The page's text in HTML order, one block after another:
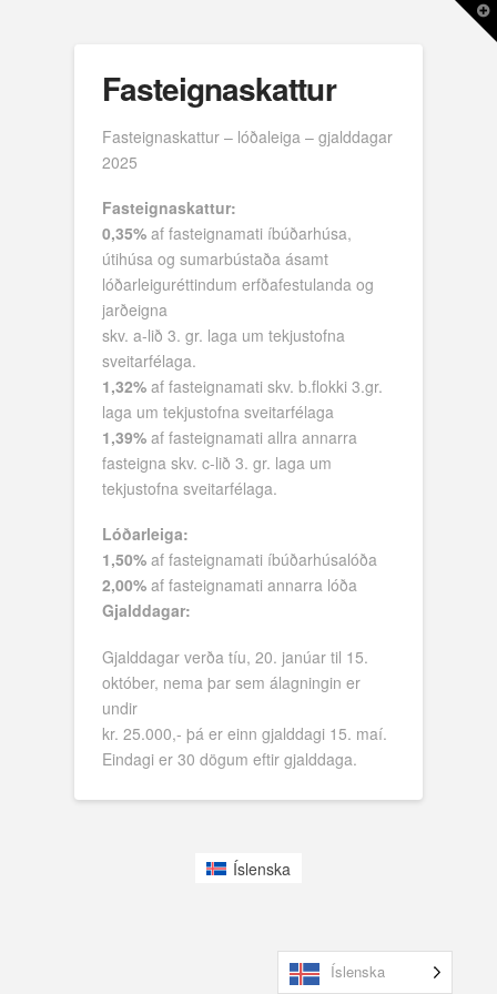
Fasteignaskattur
Fasteignaskattur – lóðaleiga – gjalddagar
2025
Fasteignaskattur:
0,35% af fasteignamati íbúðarhúsa,
útihúsa og sumarbústaða ásamt
lóðarleiguréttindum erfðafestulanda og
jarðeigna
skv. a-lið 3. gr. laga um tekjustofna
sveitarfélaga.
1,32% af fasteignamati skv. b.flokki 3.gr.
laga um tekjustofna sveitarfélaga
1,39% af fasteignamati allra annarra
fasteigna skv. c-lið 3. gr. laga um
tekjustofna sveitarfélaga.
Lóðarleiga:
1,50% af fasteignamati íbúðarhúsalóða
2,00% af fasteignamati annarra lóða
Gjalddagar:
Gjalddagar verða tíu, 20. janúar til 15.
október, nema þar sem álagningin er
undir
kr. 25.000,- þá er einn gjalddagi 15. maí.
Eindagi er 30 dögum eftir gjalddaga.
Íslenska
Íslenska